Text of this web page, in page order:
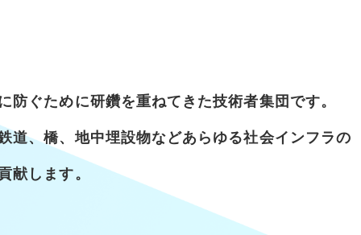
防ぐために研鑽を重ねてきた技術者集団です。
道、橋、地中埋設物などあらゆる社会インフラの
献します。